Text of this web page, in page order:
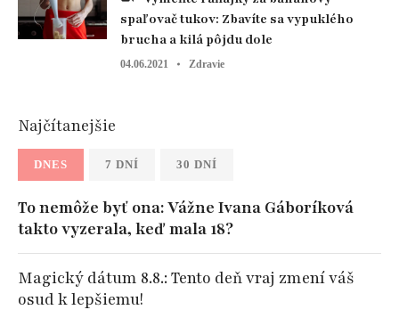
spaľovač tukov: Zbavíte sa vypuklého
brucha a kilá pôjdu dole
04.06.2021 Zdravie
Najčítanejšie
DNES 7 DNÍ 30 DNÍ
To nemôže byť ona: Vážne Ivana Gáboríková
takto vyzerala, keď mala 18?
Magický dátum 8.8.: Tento deň vraj zmení váš
osud k lepšiemu!